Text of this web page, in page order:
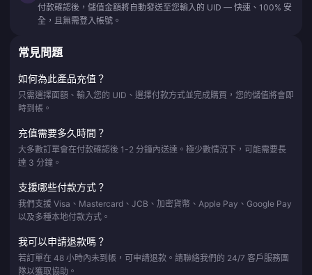
付款確認後，儲值金額將自動發送至您輸入的 UID — 快速、100% 安
全，且無需登入帳號。
常見問題
如何為此產品充值？
只需選擇面額、輸入您的 UID、選擇付款方式並完成購買，您的儲值將會即
時到帳。
充值需要多久時間？
大多數訂單會在付款確認後 1-2 分鐘內送達。極少數情況下，可能需要長
達 3 分鐘。
支援哪些付款方式？
我們支援 Visa、Mastercard、JCB、加密貨幣、Apple Pay、Google Pay
以及多種本地付款方式。
我可以申請退款嗎？
若訂單在 48 小時內未到帳，可申請退款。請聯絡我們的 24/7 客戶服務團
隊以獲取協助。